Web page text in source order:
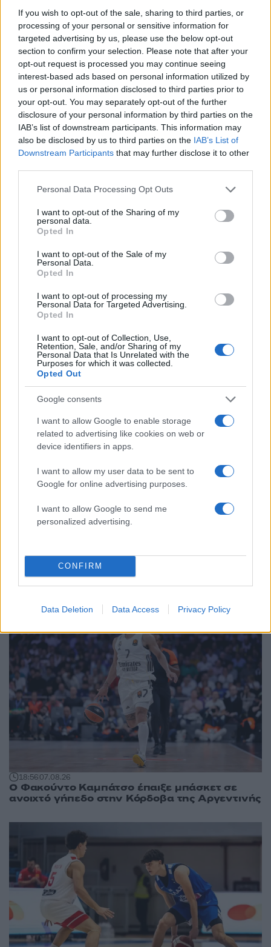
If you wish to opt-out of the sale, sharing to third parties, or
processing of your personal or sensitive information for
targeted advertising by us, please use the below opt-out
section to confirm your selection. Please note that after your
opt-out request is processed you may continue seeing
interest-based ads based on personal information utilized by
us or personal information disclosed to third parties prior to
your opt-out. You may separately opt-out of the further
disclosure of your personal information by third parties on the
IAB’s list of downstream participants. This information may
also be disclosed by us to third parties on the IAB’s List of
Downstream Participants that may further disclose it to other
Please note that this website/app uses one or more Google
not limited to your visit or usage behaviour. You may click to
grant or deny consent to Google and its third-party tags to
use your data for below specified purposes in below Google
consent section.
Personal Data Processing Opt Outs
I want to opt-out of the Sharing of my
personal data.
Opted In
I want to opt-out of the Sale of my
Personal Data.
Opted In
I want to opt-out of processing my
Personal Data for Targeted Advertising.
Opted In
I want to opt-out of Collection, Use,
Retention, Sale, and/or Sharing of my
Personal Data that Is Unrelated with the
Purposes for which it was collected.
Opted Out
Google consents
I want to allow Google to enable storage
related to advertising like cookies on web or
device identifiers in apps.
I want to allow my user data to be sent to
Google for online advertising purposes.
I want to allow Google to send me
personalized advertising.
CONFIRM
Data Deletion Data Access Privacy Policy
γιορτή του Άκη Παυλόπουλου: «Δεκαπέντε
χρόνια μου διδάσκει υπομονή και αγάπη»
2Αριστοτέλης Δαμίγος: Στο Αποτεφρωτήριο
Ριτσώνας το «ύστατο χαίρε» στον Έλληνα
σύνδεσμο του ελικοπτέρου που έπεσε στην
Ψάθα
3Η Αγγελική Ηλιάδη περιγράφει το θαύμα
που έζησε και πώς είδε τον Χριστό μπροστά
της: «Ήταν ό,τι πιο όμορφο έχω δει στη ζωή
μου»
4Ο Γιάννης Φακίνος αποκάλυψε πώς έγινε
viral το τραγούδι του «Λογαριασμός» που
ερμηνεύει η Κατερίνα Λιόλιου
τροχαίο με νεκρούς μητέρα και γιο – Ο
σύγκρουση
Πιο σχολιασμένα
Έφυγαν οι συνεργάτες, μένει η Μαρία
Καρυστιανού - Η επόμενη μέρα για την
«Ελπίδα για τη Δημοκρατία»
Canadair 515: Οι πρώτες εικόνες από την
επιχειρεί και τη νύχτα στα μέτωπα της
φωτιάς
Marfin: Η 46χρονη πήρε προθεσμία για
να απολογηθεί την Τρίτη – «Είναι αθώα,
συμμετείχε στη διαδήλωση όπως και
100.000 άτομα»
Μεταφορές χρημάτων: Πότε μπορεί να
θεωρηθούν δωρεές και να επιβληθεί
φόρος – Τι ισχυεί για τις γονικές παροχές
Το πολωμένο μελτέμι που τροφοδότησε
τις φωτιές σε Αττική και Βοιωτία: «Από τα
ισχυρότερα επεισόδια των τελευταίων 50
χρόνων»
Αθλητικά:
Περισσότερα άρθρα
18:5607.08.26
Ο Φακούντο Καμπάτσο έπαιξε μπάσκετ σε
ανοιχτό γήπεδο στην Κόρδοβα της Αργεντινής